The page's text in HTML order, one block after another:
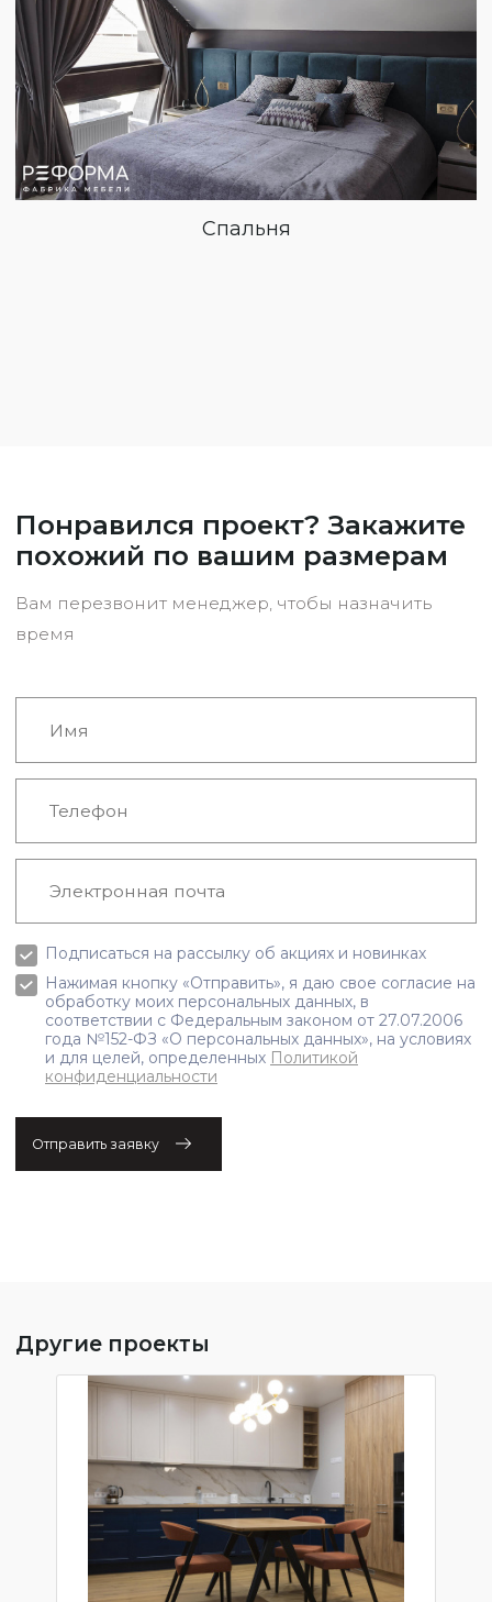
Спальня
Понравился проект? Закажите
похожий по вашим размерам
Вам перезвонит менеджер, чтобы назначить
время
Подписаться на рассылку об акциях и новинках
Нажимая кнопку «Отправить», я даю свое согласие на
обработку моих персональных данных, в
соответствии с Федеральным законом от 27.07.2006
года №152-ФЗ «О персональных данных», на условиях
и для целей, определенных Политикой
конфиденциальности
Отправить заявку
Другие проекты